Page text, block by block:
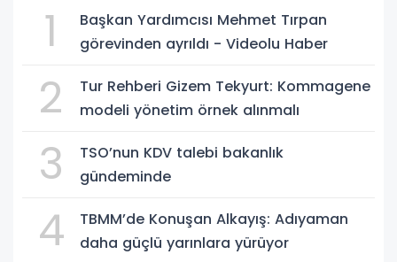
1
Başkan Yardımcısı Mehmet Tırpan
görevinden ayrıldı - Videolu Haber
2
Tur Rehberi Gizem Tekyurt: Kommagene
modeli yönetim örnek alınmalı
3
TSO’nun KDV talebi bakanlık
gündeminde
4
TBMM’de Konuşan Alkayış: Adıyaman
daha güçlü yarınlara yürüyor